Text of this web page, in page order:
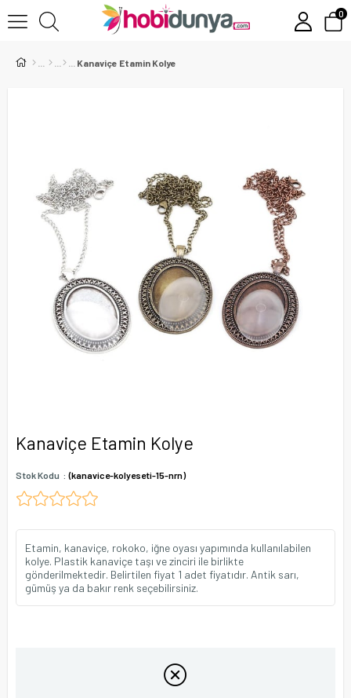
0
Kanaviçe Etamin Kolye
Kanaviçe Etamin Kolye
Stok Kodu (kanavice-kolyeseti-15-nrn)
Etamin, kanaviçe, rokoko, iğne oyası yapımında kullanılabilen
kolye. Plastik kanaviçe taşı ve zinciri ile birlikte
gönderilmektedir. Belirtilen fiyat 1 adet fiyatıdır. Antik sarı,
gümüş ya da bakır renk seçebilirsiniz.